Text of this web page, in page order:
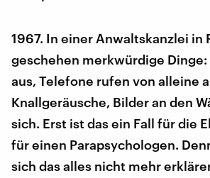
1967. In einer Anwaltskanzlei in
geschehen merkwürdige
aus, Telefone rufen von alleine
Knallgeräusche, Bilder an den
sich. Erst ist das ein Fall für die
für einen Parapsychologen.
sich das alles nicht mehr